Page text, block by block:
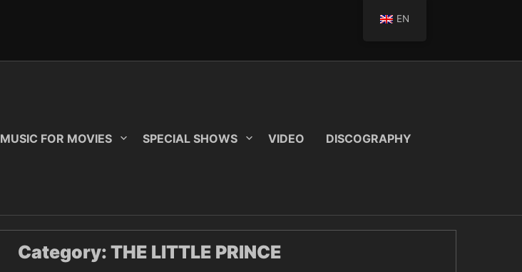
MUSIC FOR MOVIES SPECIAL SHOWS VIDEO DISCOGRAPHY
Category: THE LITTLE PRINCE
EN